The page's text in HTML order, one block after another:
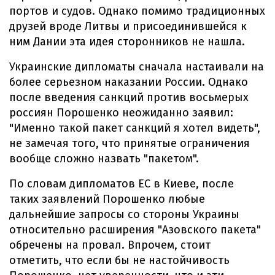
портов и судов. Однако помимо традиционных
друзей вроде Литвы и присоединившейся к
ним Дании эта идея сторонников не нашла.
Украинские дипломаты сначала настаивали на
более серьезном наказании России. Однако
после введения санкций против восьмерых
россиян Порошенко неожиданно заявил:
"Именно такой пакет санкций я хотел видеть",
не замечая того, что принятые ограничения
вообще сложно назвать "пакетом".
По словам дипломатов ЕС в Киеве, после
таких заявлений Порошенко любые
дальнейшие запросы со стороны Украины
относительно расширения "Азовского пакета"
обречены на провал. Впрочем, стоит
отметить, что если бы не настойчивость